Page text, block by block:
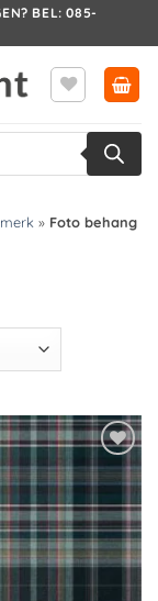
BEL: 085-
» Foto behang
Toevoegen
aan
verlanglijst